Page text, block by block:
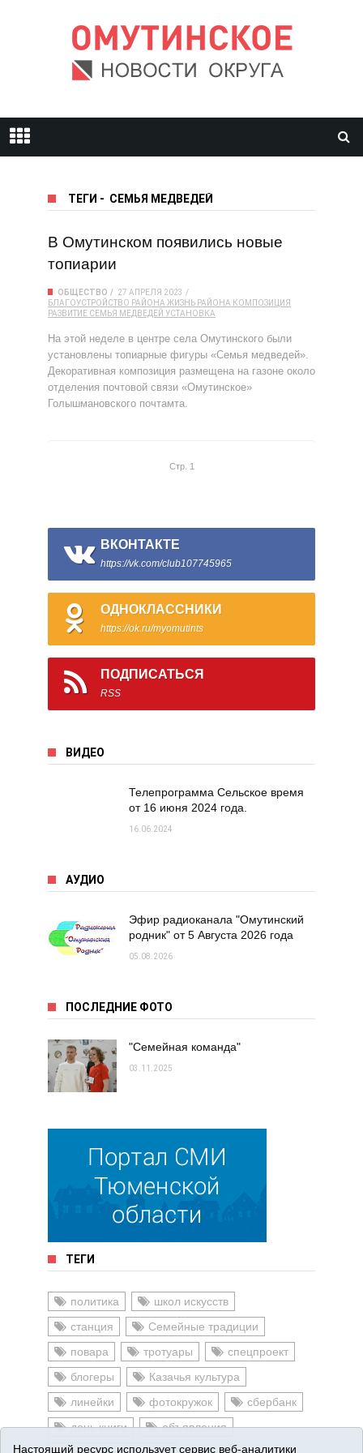
ТЕГИ - СЕМЬЯ МЕДВЕДЕЙ
В Омутинском появились новые
топиарии
ОБЩЕСТВО
27 АПРЕЛЯ 2023
БЛАГОУСТРОЙСТВО РАЙОНА ЖИЗНЬ РАЙОНА КОМПОЗИЦИЯ
РАЗВИТИЕ СЕМЬЯ МЕДВЕДЕЙ УСТАНОВКА
На этой неделе в центре села Омутинского были
установлены топиарные фигуры «Семья медведей».
Декоративная композиция размещена на газоне около
отделения почтовой связи «Омутинское»
Голышмановского почтамта.
Стр. 1
ВКОНТАКТЕ
https://vk.com/club107745965
ОДНОКЛАССНИКИ
https://ok.ru/myomutints
ПОДПИСАТЬСЯ
RSS
ВИДЕО
Телепрограмма Сельское время
от 16 июня 2024 года.
16.06.2024
АУДИО
Эфир радиоканала "Омутинский
родник" от 5 Августа 2026 года
05.08.2026
ПОСЛЕДНИЕ ФОТО
"Семейная команда"
03.11.2025
ТЕГИ
политика
школ искусств
станция
Семейные традиции
повара
тротуары
спецпроект
блогеры
Казачья культура
линейки
фотокружок
сбербанк
день книги
объявления
Настоящий ресурс использует сервис веб-аналитики